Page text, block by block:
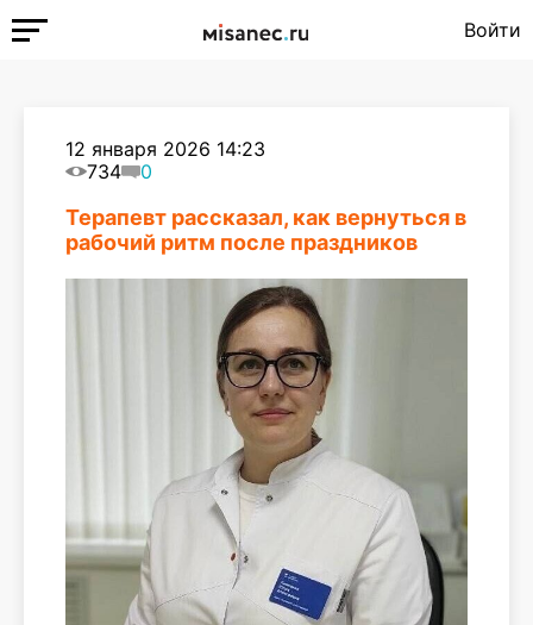
Войти
12 января 2026 14:23
734
0
Терапевт рассказал, как вернуться в
рабочий ритм после праздников